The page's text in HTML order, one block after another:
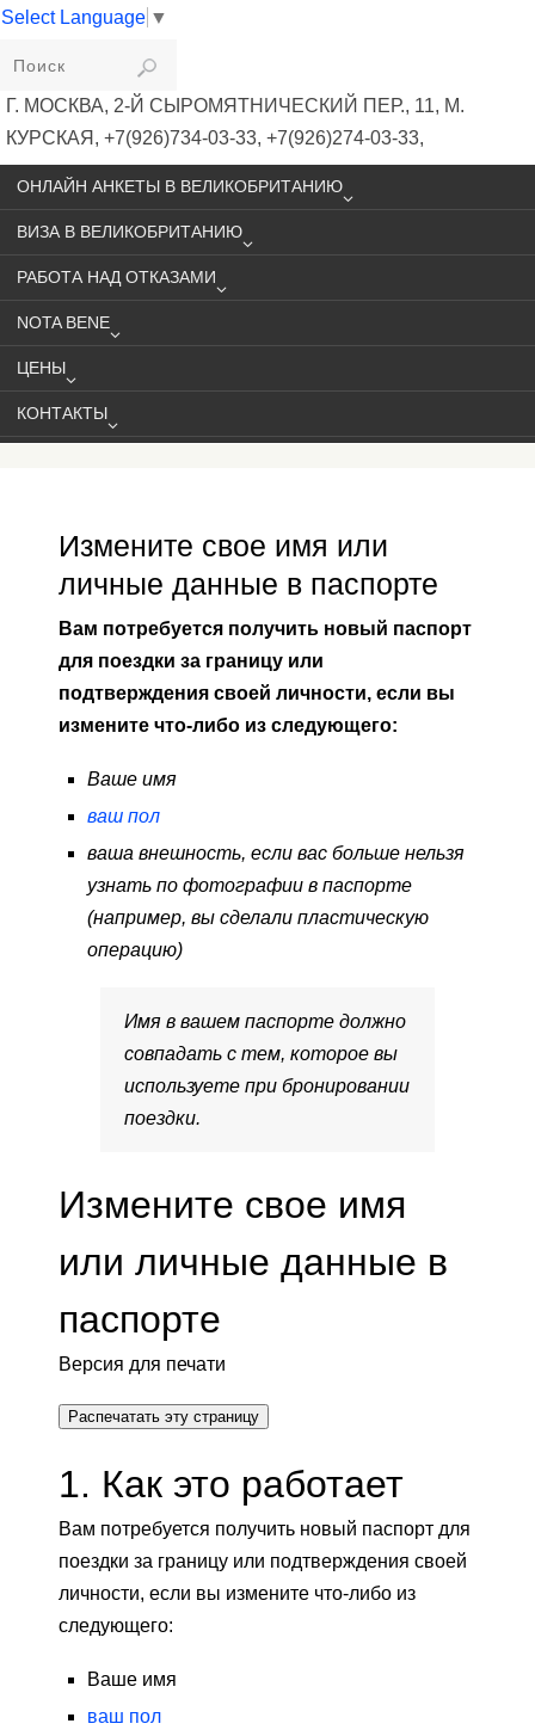
Select Language ▼
VIKIVISA
Г. МОСКВА, 2-Й СЫРОМЯТНИЧЕСКИЙ ПЕР., 11, М.
КУРСКАЯ, +7(926)734-03-33, +7(926)274-03-33,
VISA@VIKIVISA.RU
ОНЛАЙН АНКЕТЫ В ВЕЛИКОБРИТАНИЮ
ВИЗА В ВЕЛИКОБРИТАНИЮ
РАБОТА НАД ОТКАЗАМИ
NOTA BENE
ЦЕНЫ
КОНТАКТЫ
Измените свое имя или
личные данные в паспорте
Вам потребуется получить новый паспорт
для поездки за границу или
подтверждения своей личности, если вы
измените что-либо из следующего:
Ваше имя
ваш пол
ваша внешность, если вас больше нельзя
узнать по фотографии в паспорте
(например, вы сделали пластическую
операцию)
Имя в вашем паспорте должно
совпадать с тем, которое вы
используете при бронировании
поездки.
Измените свое имя
или личные данные в
паспорте
Версия для печати
Распечатать эту страницу
1. Как это работает
Вам потребуется получить новый паспорт для
поездки за границу или подтверждения своей
личности, если вы измените что-либо из
следующего:
Ваше имя
ваш пол